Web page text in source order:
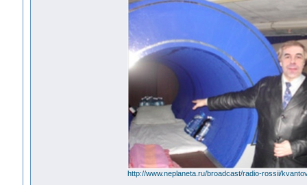
http://www.neplaneta.ru/broadcast/radio-rossii/